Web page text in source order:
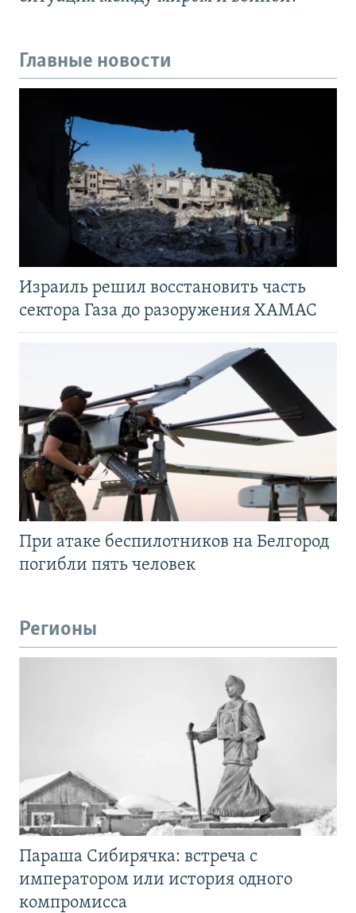
Главные новости
Израиль решил восстановить часть
сектора Газа до разоружения ХАМАС
При атаке беспилотников на Белгород
погибли пять человек
Регионы
Параша Сибирячка: встреча с
императором или история одного
компромисса